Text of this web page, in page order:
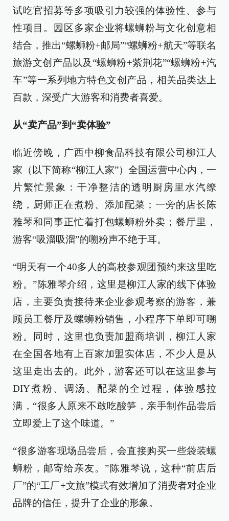
试吃官招募等多项吸引力较强的体验性、参与
性项目。园区多家企业将螺蛳粉与文化创意相
结合，推出“螺蛳粉+邮局”“螺蛳粉+航天”等联名
旅游文创产品以及“螺蛳粉+紫荆花”“螺蛳粉+汽
车”等一系列地方特色文创产品，相关品类达上
百款，深受广大游客和消费者喜爱。
从“卖产品”到“卖体验”
临近傍晚，广西中柳食品科技有限公司柳江人
家（以下简称“柳江人家”）全国运营中心内，一
片繁忙景象：干净整洁的透明厨房里水汽缭
绕，厨师正在煮粉、添加配菜；一旁的店长陈
雅琴和同事正忙着打包螺蛳粉外卖；餐厅里，
游客“吸溜吸溜”的嗍粉声不绝于耳。
“明天有一个40多人的高校参观团预约来这里吃
粉。”陈雅琴介绍，这里是柳江人家的线下体验
店，主要负责接待来企业参观考察的游客，兼
顾员工餐厅及螺蛳粉销售，小程序下单即可嗍
粉。同时，这里也负责加盟商培训，柳江人家
在全国各地有上百家加盟实体店，不少人是从
这里走出去的。此外，游客还可以在这里参与
DIY煮粉、调汤、配菜的全过程，体验感拉
满，“很多人原来不敢吃酸笋，亲手制作品尝后
立即爱上了这个味道。”
“很多游客现场品尝后，会直接购买一些袋装螺
蛳粉，邮寄给亲友。”陈雅琴说，这种“前店后
厂”的“工厂+文旅”模式有效增加了消费者对企业
品牌的信任，提升了企业的形象。